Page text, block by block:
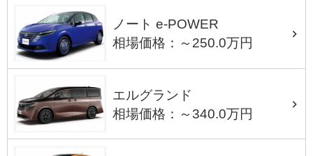
ノート e-POWER
相場価格：～250.0万円
エルグランド
相場価格：～340.0万円